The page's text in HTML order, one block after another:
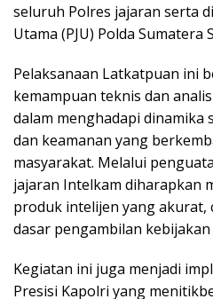
seluruh Polres jajaran serta
Utama (PJU) Polda Sumatera
Pelaksanaan Latkatpuan ini
kemampuan teknis dan
dalam menghadapi dinamika
dan keamanan yang
masyarakat. Melalui
jajaran Intelkam diharapkan
produk intelijen yang akurat,
dasar pengambilan
Kegiatan ini juga menjadi
Presisi Kapolri yang